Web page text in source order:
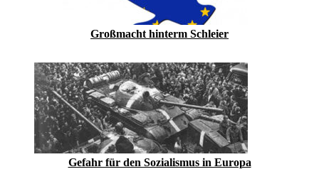
Großmacht hinterm Schleier
Gefahr für den Sozialismus in Europa